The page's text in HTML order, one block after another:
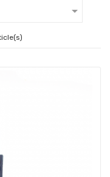
